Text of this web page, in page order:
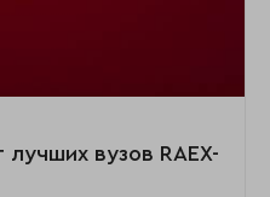
вузов RAEX-